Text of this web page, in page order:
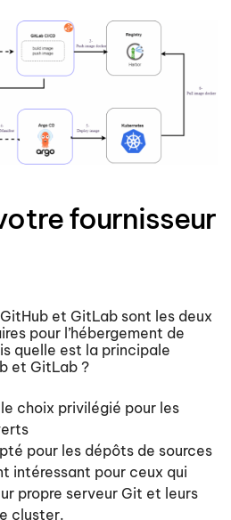
fournisseur
et GitLab sont les deux
pour l’hébergement de
quelle est la principale
et GitLab ?
choix privilégié pour les
pour les dépôts de sources
intéressant pour ceux qui
propre serveur Git et leurs
cluster.